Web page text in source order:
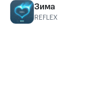
Зима
REFLEX